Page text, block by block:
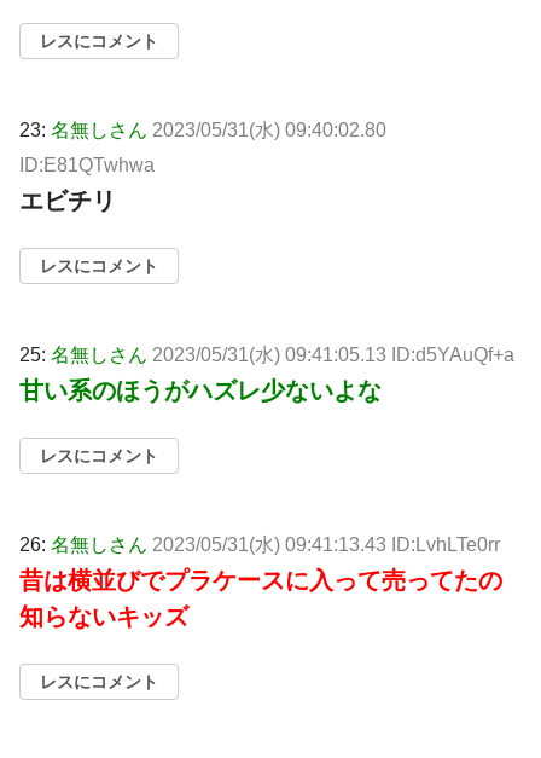
レスにコメント
23: 名無しさん 2023/05/31(水) 09:40:02.80
ID:E81QTwhwa
エビチリ
レスにコメント
25: 名無しさん 2023/05/31(水) 09:41:05.13 ID:d5YAuQf+a
甘い系のほうがハズレ少ないよな
レスにコメント
26: 名無しさん 2023/05/31(水) 09:41:13.43 ID:LvhLTe0rr
昔は横並びでプラケースに入って売ってたの
知らないキッズ
レスにコメント